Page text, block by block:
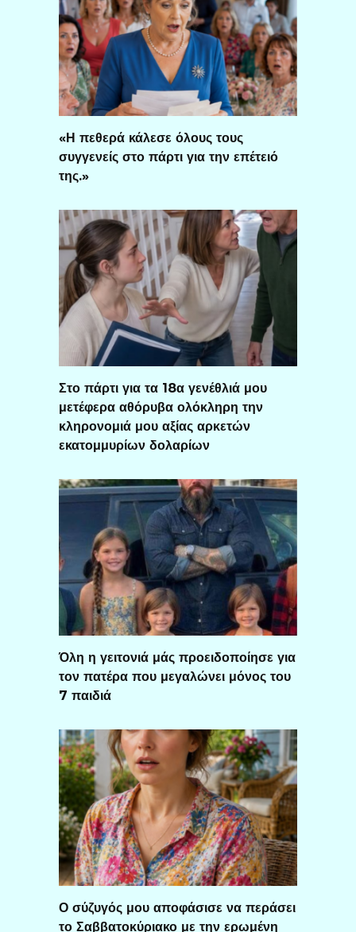
«Η πεθερά κάλεσε όλους τους
συγγενείς στο πάρτι για την επέτειό
της.»
Στο πάρτι για τα 18α γενέθλιά μου
μετέφερα αθόρυβα ολόκληρη την
κληρονομιά μου αξίας αρκετών
εκατομμυρίων δολαρίων
Όλη η γειτονιά μάς προειδοποίησε για
τον πατέρα που μεγαλώνει μόνος του
7 παιδιά
Ο σύζυγός μου αποφάσισε να περάσει
το Σαββατοκύριακο με την ερωμένη